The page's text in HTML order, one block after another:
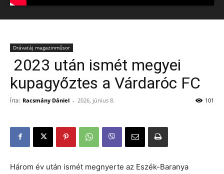
Drávatáj magazinműsor
2023 után ismét megyei
kupagyőztes a Várdaróc FC
Írta: Racsmány Dániel - 2026, június 8. 101
Három év után ismét megnyerte az Eszék-Baranya